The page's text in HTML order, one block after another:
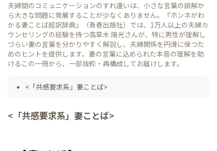
夫婦間のコミュニケーションのすれ違いは、小さな言葉の誤解か
ら大きな問題に発展することが少なくありません。『ホンネがわ
かる妻ことば超訳辞典』（青春出版社）では、1万人以上の夫婦カ
ウンセリングの経験を持つ高草木 陽光さんが、特に男性が理解し
づらい妻の言葉を分かりやすく解説し、夫婦関係を円滑に保つた
めのヒントを提供します。妻の言葉に込められた本音の理解を助
けるこの一冊から、一部抜粋・再構成してお届けします。
<「共感要求系」妻ことば>
<「共感要求系」妻ことば>